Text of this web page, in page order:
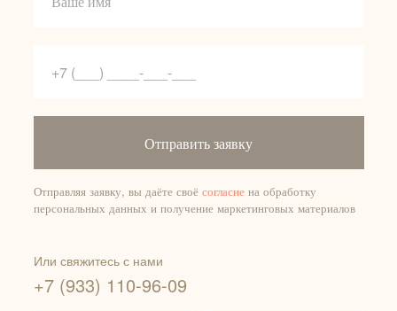
Отправить заявку
Отправляя заявку, вы даёте своё согласиена обработку
персональных данных и получение маркетинговых материалов
+7 (933) 110-96-09
Или свяжитесь с нами